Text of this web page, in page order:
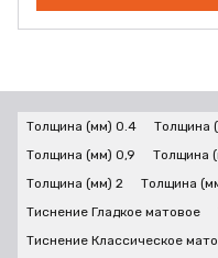
Тиснение Гладкое матовое
Тиснение Классическое
Толщина (мм) 0.4 Толщина
Толщина (мм) 0,9
Толщина
Толщина (мм) 2
Толщина